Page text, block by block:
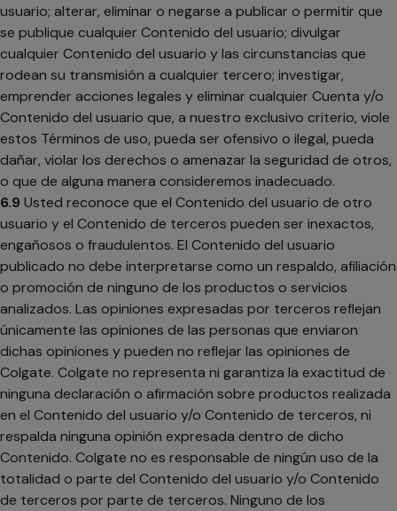
usuario; alterar, eliminar o negarse a publicar o permitir que
se publique cualquier Contenido del usuario; divulgar
cualquier Contenido del usuario y las circunstancias que
rodean su transmisión a cualquier tercero; investigar,
emprender acciones legales y eliminar cualquier Cuenta y/o
Contenido del usuario que, a nuestro exclusivo criterio, viole
estos Términos de uso, pueda ser ofensivo o ilegal, pueda
dañar, violar los derechos o amenazar la seguridad de otros,
o que de alguna manera consideremos inadecuado.
6.9 Usted reconoce que el Contenido del usuario de otro
usuario y el Contenido de terceros pueden ser inexactos,
engañosos o fraudulentos. El Contenido del usuario
publicado no debe interpretarse como un respaldo, afiliación
o promoción de ninguno de los productos o servicios
analizados. Las opiniones expresadas por terceros reflejan
únicamente las opiniones de las personas que enviaron
dichas opiniones y pueden no reflejar las opiniones de
Colgate. Colgate no representa ni garantiza la exactitud de
ninguna declaración o afirmación sobre productos realizada
en el Contenido del usuario y/o Contenido de terceros, ni
respalda ninguna opinión expresada dentro de dicho
Contenido. Colgate no es responsable de ningún uso de la
totalidad o parte del Contenido del usuario y/o Contenido
de terceros por parte de terceros. Ninguno de los